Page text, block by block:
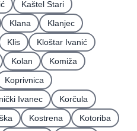
Kaštel Stari
Klana
Klanjec
Klis
Kloštar Ivanić
Kolan
Komiža
Koprivnica
Ivanec
Korčula
Kostrena
Kotoriba